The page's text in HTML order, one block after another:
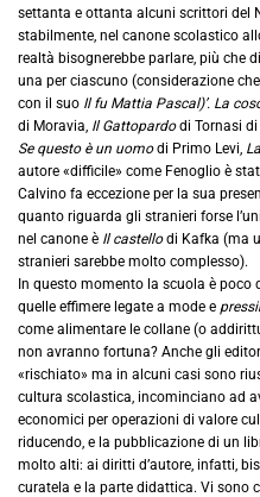
settanta e ottanta alcuni scrittori del
stabilmente, nel canone scolastico
realtà bisognerebbe parlare, più che
una per ciascuno (considerazione
con il suo Il fu Mattia Pascal)’. La
di Moravia, Il Gattopardodi Tornasi di
Se questo è un uomodi Primo Levi,
autore «difficile» come Fenoglio è
Calvino fa eccezione per la sua
quanto riguarda gli stranieri forse
nel canone è Il castellodi Kafka (ma
stranieri sarebbe molto complesso).
In questo momento la scuola è poco
quelle effimere legate a mode e
come alimentare le collane (o
non avranno fortuna? Anche gli
«rischiato» ma in alcuni casi sono
cultura scolastica, incominciano ad
economici per operazioni di valore
riducendo, e la pubblicazione di un
molto alti: ai diritti d’autore, infatti,
curatela e la parte didattica. Vi sono